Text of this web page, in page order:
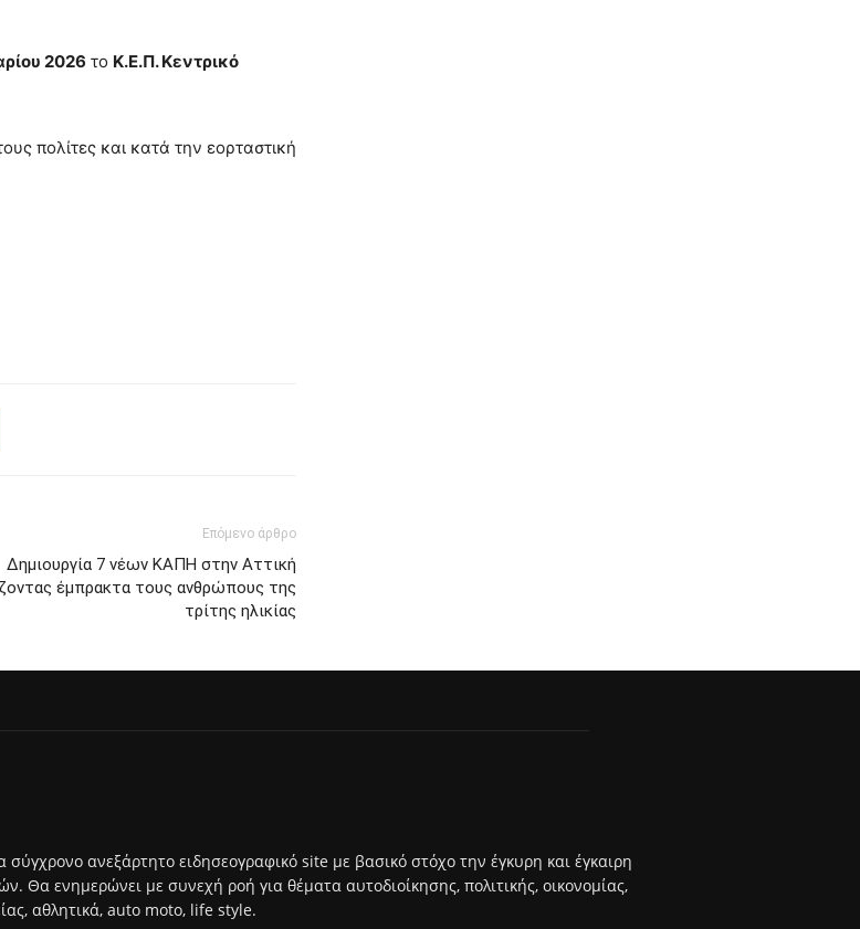
2026 το Κ.Ε.Π. Κεντρικό
πολίτες και κατά την εορταστική
Επόμενο άρθρο
Δημιουργία 7 νέων ΚΑΠΗ στην Αττική
έμπρακτα τους ανθρώπους της
τρίτης ηλικίας
σύγχρονο ανεξάρτητο ειδησεογραφικό site με βασικό στόχο την έγκυρη και έγκαιρη
Θα ενημερώνει με συνεχή ροή για θέματα αυτοδιοίκησης, πολιτικής, οικονομίας,
αθλητικά, auto moto, life style.